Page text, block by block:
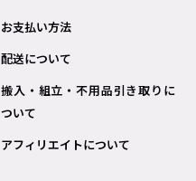
お支払い方法
配送について
搬入・組立・不用品引き取りに
ついて
アフィリエイトについて